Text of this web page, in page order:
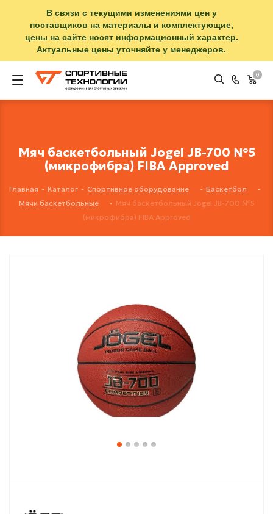
В связи с текущими изменениями цен у
поставщиков на материалы и комплектующие,
цены на сайте носят информационный характер.
Актуальные цены уточняйте у менеджеров.
0
Мяч баскетбольный Jogel JB-700 №5
(микрофибра) FIBA Approved
Главная - Каталог - Спортивное оборудование - Баскетбол
-
Мячи баскетбольные
- Мяч баскетбольный Jogel JB-700 №5
(микрофибра) FIBA Approved